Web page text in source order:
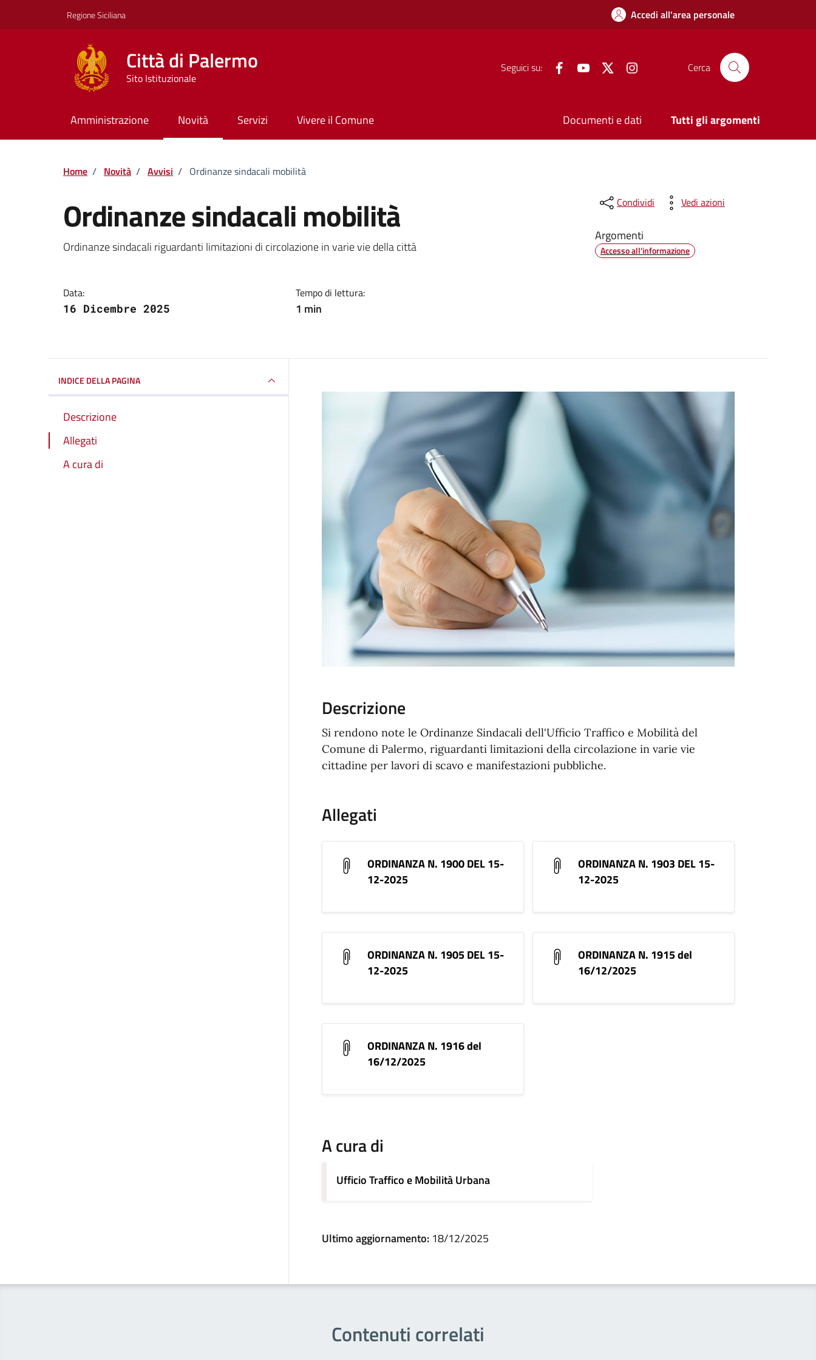
Regione Siciliana Accedi all'area personale
Città di Palermo
Sito Istituzionale
Seguici su: FacebookYouTube Twitter Cerca
Amministrazione Novità Servizi Vivere il Comune Documenti e dati Tutti gli argomenti
Home / Novità / Avvisi / Ordinanze sindacali mobilità
Ordinanze sindacali mobilità
Dettagli della notizia
Ordinanze sindacali riguardanti limitazioni di circolazione in varie vie della città
Data:
16 Dicembre 2025
Tempo di lettura:
1 min
Condividi Vedi azioni
Argomenti
Accesso all'informazione
INDICE DELLA PAGINA
Descrizione
Allegati
A cura di
Descrizione
Si rendono note le Ordinanze Sindacali dell'Ufficio Traffico e Mobilità del
Comune di Palermo, riguardanti limitazioni della circolazione in varie vie
cittadine per lavori di scavo e manifestazioni pubbliche.
Allegati
ORDINANZA N. 1900 DEL 15-
12-2025
ORDINANZA N. 1903 DEL 15-
12-2025
ORDINANZA N. 1905 DEL 15-
12-2025
ORDINANZA N. 1915 del
16/12/2025
ORDINANZA N. 1916 del
16/12/2025
A cura di
Ufficio Traffico e Mobilità Urbana
Ultimo aggiornamento: 18/12/2025
Contenuti correlati